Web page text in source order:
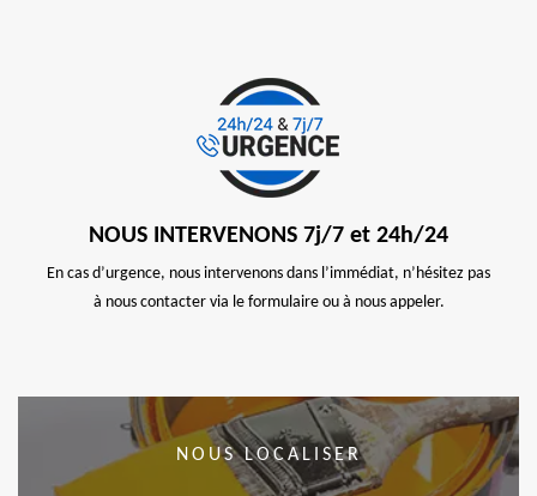
NOUS INTERVENONS 7j/7 et 24h/24
En cas d’urgence, nous intervenons dans l’immédiat, n’hésitez pas
à nous contacter via le formulaire ou à nous appeler.
NOUS LOCALISER